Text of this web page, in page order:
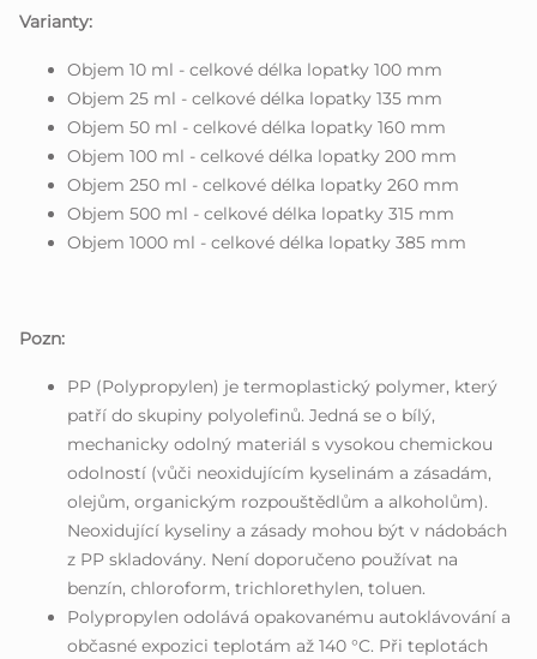
Varianty:
Objem 10 ml - celkové délka lopatky 100 mm
Objem 25 ml - celkové délka lopatky 135 mm
Objem 50 ml - celkové délka lopatky 160 mm
Objem 100 ml - celkové délka lopatky 200 mm
Objem 250 ml - celkové délka lopatky 260 mm
Objem 500 ml - celkové délka lopatky 315 mm
Objem 1000 ml - celkové délka lopatky 385 mm
Pozn:
PP (Polypropylen) je termoplastický polymer, který
patří do skupiny polyolefinů. Jedná se o bílý,
mechanicky odolný materiál s vysokou chemickou
odolností (vůči neoxidujícím kyselinám a zásadám,
olejům, organickým rozpouštědlům a alkoholům).
Neoxidující kyseliny a zásady mohou být v nádobách
z PP skladovány. Není doporučeno používat na
benzín, chloroform, trichlorethylen, toluen.
Polypropylen odolává opakovanému autoklávování a
občasné expozici teplotám až 140 °C. Při teplotách